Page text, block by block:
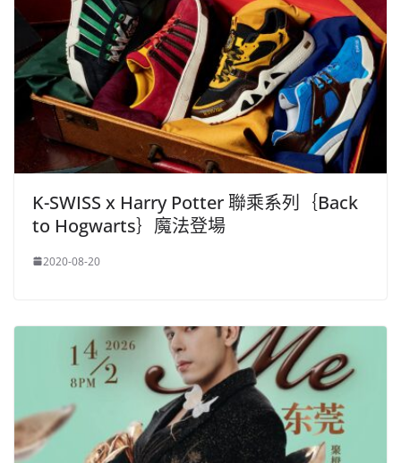
K-SWISS x Harry Potter 聯乘系列｛Back
to Hogwarts｝魔法登場
2020-08-20